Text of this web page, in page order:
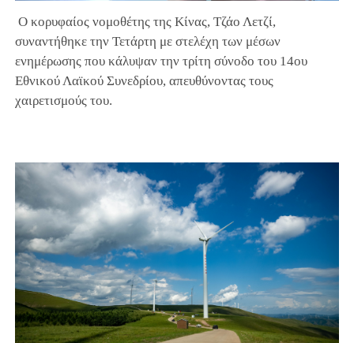
Video
Ο κορυφαίος νομοθέτης της Κίνας, Τζάο Λετζί,
συναντήθηκε την Τετάρτη με στελέχη των μέσων
ενημέρωσης που κάλυψαν την τρίτη σύνοδο του 14ου
Εθνικού Λαϊκού Συνεδρίου, απευθύνοντας τους
χαιρετισμούς του.